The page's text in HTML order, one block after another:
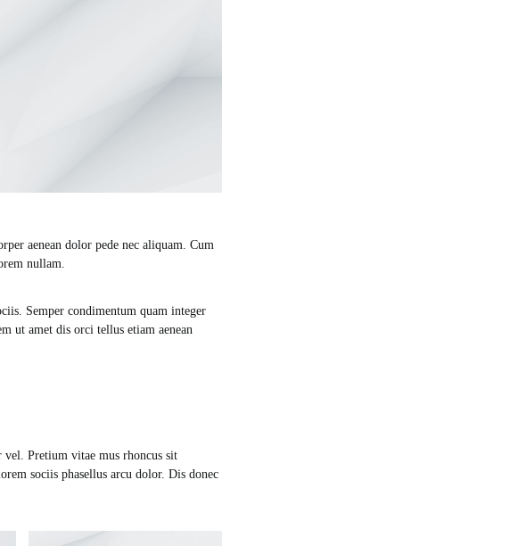
aenean dolor pede nec aliquam. Cum
nullam.
Semper condimentum quam integer
ut amet dis orci tellus etiam aenean
vel. Pretium vitae mus rhoncus sit
sociis phasellus arcu dolor. Dis donec